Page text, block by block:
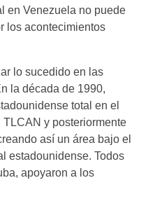
en Venezuela no puede
los acontecimientos
lo sucedido en las
la década de 1990,
total en el
y posteriormente
así un área bajo el
estadounidense. Todos
apoyaron a los